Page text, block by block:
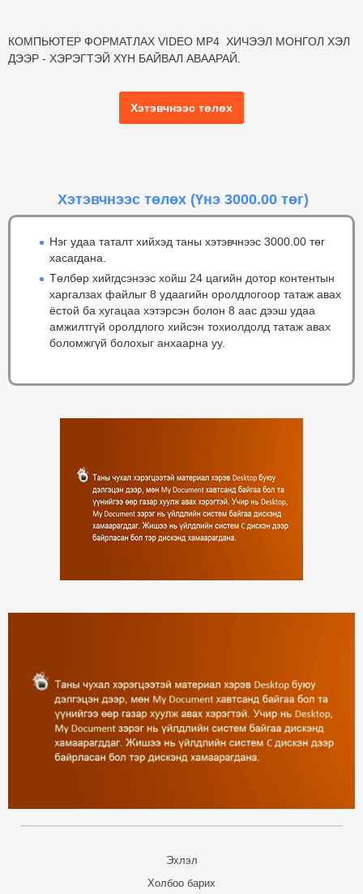
КОМПЬЮТЕР ФОРМАТЛАХ VIDEO MP4 ХИЧЭЭЛ МОНГОЛ ХЭЛ
ДЭЭР - ХЭРЭГТЭЙ ХҮН БАЙВАЛ АВААРАЙ.
Хэтэвчнээс төлөх
Хэтэвчнээс төлөх (Үнэ 3000.00 төг)
Нэг удаа таталт хийхэд таны хэтэвчнээс 3000.00 төг
хасагдана.
Төлбөр хийгдсэнээс хойш 24 цагийн дотор контентын
харгалзах файлыг 8 удаагийн оролдлогоор татаж авах
ёстой ба хугацаа хэтэрсэн болон 8 аас дээш удаа
амжилтгүй оролдлого хийсэн тохиолдолд татаж авах
боломжгүй болохыг анхаарна уу.
Эхлэл
Холбоо барих